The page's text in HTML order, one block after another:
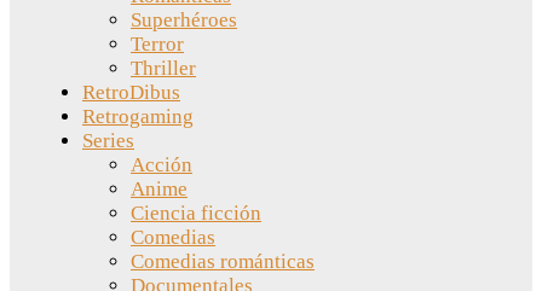
Superhéroes
Terror
Thriller
RetroDibus
Retrogaming
Series
Acción
Anime
Ciencia ficción
Comedias
Comedias románticas
Documentales